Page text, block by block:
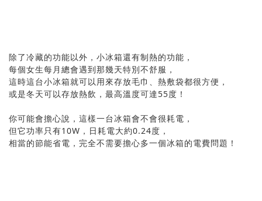
除了冷藏的功能以外，小冰箱還有制熱的功能，
每個女生每月總會遇到那幾天特別不舒服，
這時這台小冰箱就可以用來存放毛巾、熱敷袋都很方便，
或是冬天可以存放熱飲，最高溫度可達55度！
你可能會擔心說，這樣一台冰箱會不會很耗電，
但它功率只有10W，日耗電大約0.24度，
相當的節能省電，完全不需要擔心多一個冰箱的電費問題！